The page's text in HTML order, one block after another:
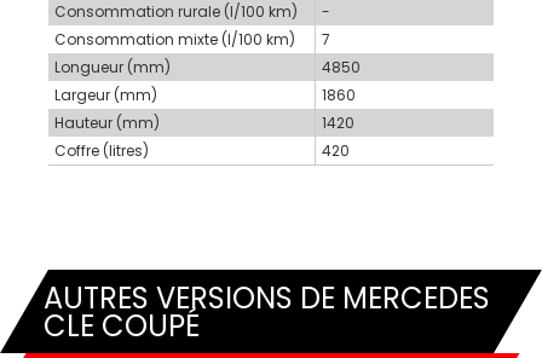
Consommation rurale (l/100 km)
-
Consommation mixte (l/100 km)
7
Longueur (mm)
4850
Largeur (mm)
1860
Hauteur (mm)
1420
Coffre (litres)
420
AUTRES VERSIONS DE MERCEDES
CLE COUPÉ